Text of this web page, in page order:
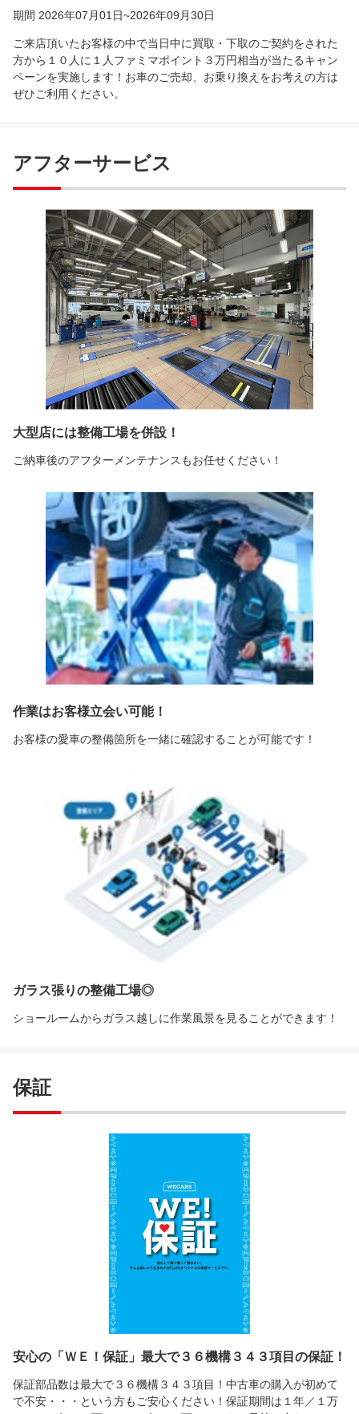
期間 2026年07月01日~2026年09月30日
ご来店頂いたお客様の中で当日中に買取・下取のご契約をされた
方から１０人に１人ファミマポイント３万円相当が当たるキャン
ペーンを実施します！お車のご売却、お乗り換えをお考えの方は
ぜひご利用ください。
アフターサービス
大型店には整備工場を併設！
ご納車後のアフターメンテナンスもお任せください！
作業はお客様立会い可能！
お客様の愛車の整備箇所を一緒に確認することが可能です！
ガラス張りの整備工場◎
ショールームからガラス越しに作業風景を見ることができます！
保証
安心の「ＷＥ！保証」最大で３６機構３４３項目の保証！
保証部品数は最大で３６機構３４３項目！中古車の購入が初めて
で不安・・・という方もご安心ください！保証期間は１年／１万